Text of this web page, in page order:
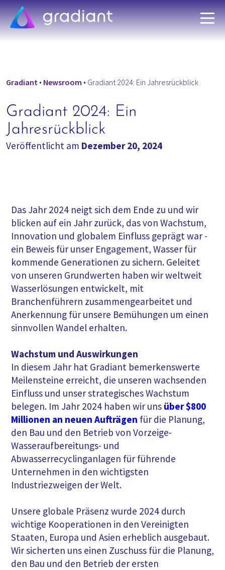
Gradiant • Newsroom • Gradiant 2024: Ein Jahresrückblick
Gradiant 2024: Ein
Jahresrückblick
Veröffentlicht am Dezember 20, 2024
Das Jahr 2024 neigt sich dem Ende zu und wir
blicken auf ein Jahr zurück, das von Wachstum,
Innovation und globalem Einfluss geprägt war -
ein Beweis für unser Engagement, Wasser für
kommende Generationen zu sichern. Geleitet
von unseren Grundwerten haben wir weltweit
Wasserlösungen entwickelt, mit
Branchenführern zusammengearbeitet und
Anerkennung für unsere Bemühungen um einen
sinnvollen Wandel erhalten.
Wachstum und Auswirkungen
In diesem Jahr hat Gradiant bemerkenswerte
Meilensteine erreicht, die unseren wachsenden
Einfluss und unser strategisches Wachstum
belegen. Im Jahr 2024 haben wir uns über $800
Millionen an neuen Aufträgen für die Planung,
den Bau und den Betrieb von Vorzeige-
Wasseraufbereitungs- und
Abwasserrecyclinganlagen für führende
Unternehmen in den wichtigsten
Industriezweigen der Welt.
Unsere globale Präsenz wurde 2024 durch
wichtige Kooperationen in den Vereinigten
Staaten, Europa und Asien erheblich ausgebaut.
Wir sicherten uns einen Zuschuss für die Planung,
den Bau und den Betrieb der ersten